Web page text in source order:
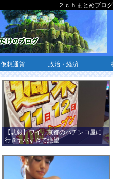
２ｃｈまとめブログ
仮想通貨 政治・経済
【悲報】ワイ、京都のパチンコ屋に
行きヤバすぎて絶望...